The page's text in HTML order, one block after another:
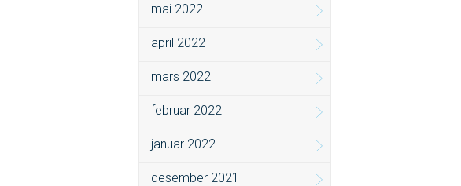
mai 2022
april 2022
mars 2022
februar 2022
januar 2022
desember 2021